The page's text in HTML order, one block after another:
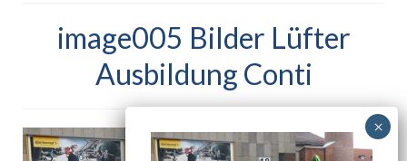
Über mich
Ihr Nutzen
Referenzen
image005 Bilder Lüfter
Ausbildung Conti